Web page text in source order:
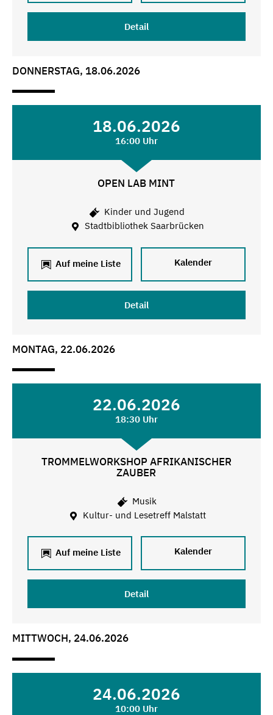
Detail
DONNERSTAG, 18.06.2026
18.06.2026
16:00 Uhr
OPEN LAB MINT
Kinder und Jugend
Stadtbibliothek Saarbrücken
Auf meine Liste Kalender
Detail
MONTAG, 22.06.2026
22.06.2026
18:30 Uhr
TROMMELWORKSHOP AFRIKANISCHER
ZAUBER
Musik
Kultur- und Lesetreff Malstatt
Auf meine Liste Kalender
Detail
MITTWOCH, 24.06.2026
24.06.2026
10:00 Uhr